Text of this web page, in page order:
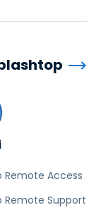
Remote Access
Remote Support